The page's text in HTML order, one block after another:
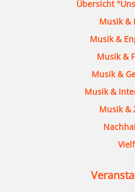
Übersicht
Musik &
Musik &
Musik &
Musik &
Musik &
Musik &